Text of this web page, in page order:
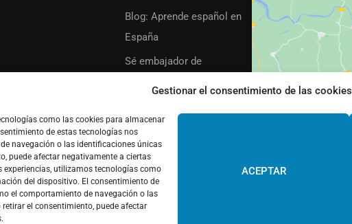
Gestionar el consentimiento de las cookies
como las cookies para almacenar
de estas tecnologías nos
navegación o las identificaciones únicas
puede afectar negativamente a ciertas
utilizamos tecnologías como
del dispositivo. El consentimiento de
el comportamiento de navegación o las
el consentimiento, puede afectar
ACEPTAR
Blog: Aprende español en
España
Sé embajador de
FAQ’s
Términos y condiciones